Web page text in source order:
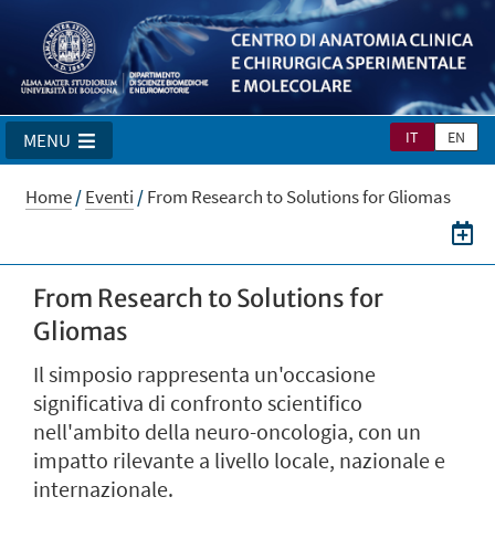
IT EN
MENU
Home/Eventi /From Research to Solutions for Gliomas
From Research to Solutions for
Gliomas
Il simposio rappresenta un'occasione
significativa di confronto scientifico
nell'ambito della neuro-oncologia, con un
impatto rilevante a livello locale, nazionale e
internazionale.